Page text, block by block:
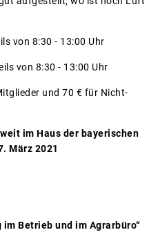
von 8:30 - 13:00 Uhr
8:30 - 13:00 Uhr
und 70 € für Nicht-
im Haus der bayerischen
März 2021
Betrieb und im Agrarbüro“